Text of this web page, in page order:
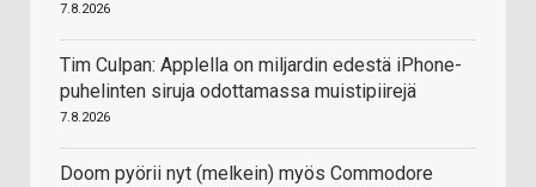
7.8.2026
Tim Culpan: Applella on miljardin edestä iPhone-
puhelinten siruja odottamassa muistipiirejä
7.8.2026
Doom pyörii nyt (melkein) myös Commodore